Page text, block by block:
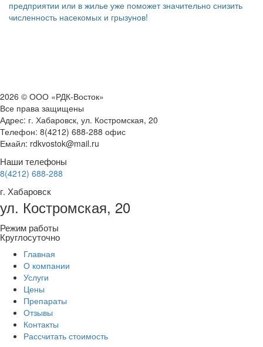
предприятии или в жилье уже поможет значительно снизить
численность насекомых и грызунов!
2026 © ООО «РДК-Восток»
Все права защищены
Адрес: г. Хабаровск, ул. Костромская, 20
Телефон: 8(4212) 688-288 офис
Емайл: rdkvostok@mail.ru
Наши телефоны
8(4212) 688-288
г. Хабаровск
ул. Костромская, 20
Режим работы
Круглосуточно
Главная
О компании
Услуги
Цены
Препараты
Отзывы
Контакты
Рассчитать стоимость